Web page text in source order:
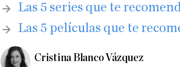
Las 5 series que te
Las 5 películas que te
Cristina Blanco Vázquez